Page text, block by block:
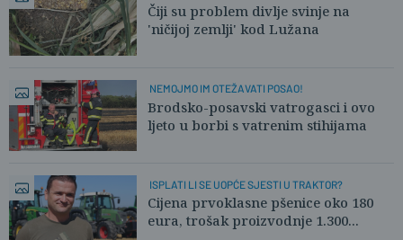
Čiji su problem divlje svinje na
'ničijoj zemlji' kod Lužana
NEMOJMO IM OTEŽAVATI POSAO!
Brodsko-posavski vatrogasci i ovo
ljeto u borbi s vatrenim stihijama
ISPLATI LI SE UOPĆE SJESTI U TRAKTOR?
Cijena prvoklasne pšenice oko 180
eura, trošak proizvodnje 1.300...